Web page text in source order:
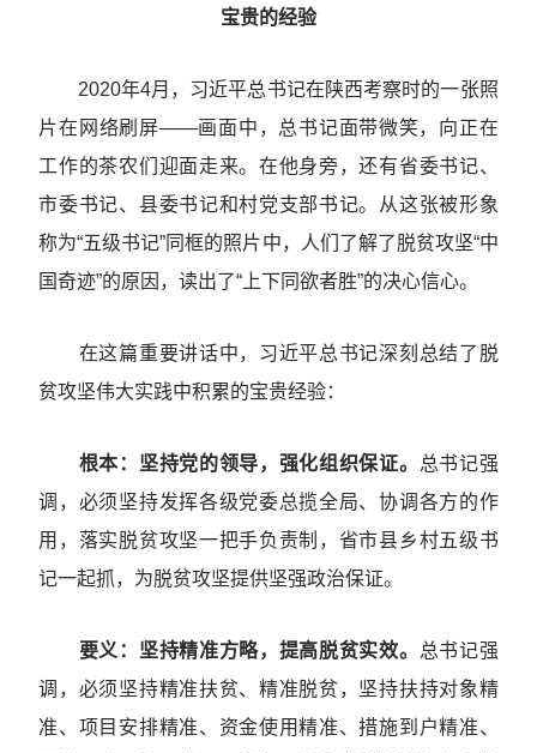
宝贵的经验
2020年4月，习近平总书记在陕西考察时的一张照
片在网络刷屏——画面中，总书记面带微笑，向正在
工作的茶农们迎面走来。在他身旁，还有省委书记、
市委书记、县委书记和村党支部书记。从这张被形象
称为“五级书记”同框的照片中，人们了解了脱贫攻坚“中
国奇迹”的原因，读出了“上下同欲者胜”的决心信心。
在这篇重要讲话中，习近平总书记深刻总结了脱
贫攻坚伟大实践中积累的宝贵经验：
根本：坚持党的领导，强化组织保证。 总书记强
调，必须坚持发挥各级党委总揽全局、协调各方的作
用，落实脱贫攻坚一把手负责制，省市县乡村五级书
记一起抓，为脱贫攻坚提供坚强政治保证。
要义：坚持精准方略，提高脱贫实效。 总书记强
调，必须坚持精准扶贫、精准脱贫，坚持扶持对象精
准、项目安排精准、资金使用精准、措施到户精准、